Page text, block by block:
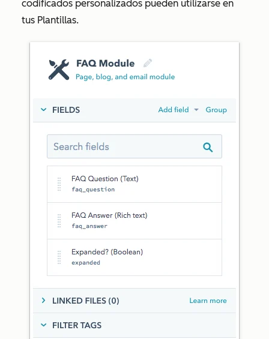
codificados personalizados pueden utilizarse en
tus Plantillas.